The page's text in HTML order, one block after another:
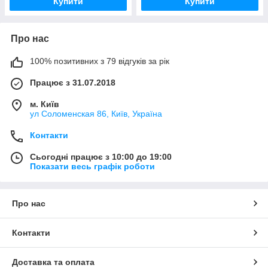
Про нас
100% позитивних з 79 відгуків за рік
Працює з 31.07.2018
м. Київ
ул Соломенская 86, Київ, Україна
Контакти
Сьогодні працює з 10:00 до 19:00
Показати весь графік роботи
Про нас
Контакти
Доставка та оплата